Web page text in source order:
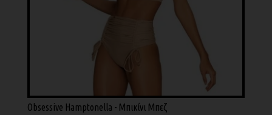
Obsessive Hamptonella - Μπικίνι Μπεζ